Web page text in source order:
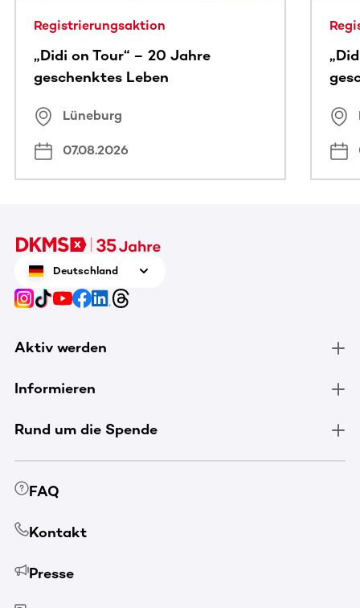
Registrierungsaktion
„Didi on Tour“ – 20 Jahre
geschenktes Leben
Lüneburg
07.08.2026
Deutschland
Aktiv werden
Informieren
Rund um die Spende
FAQ
Kontakt
Presse